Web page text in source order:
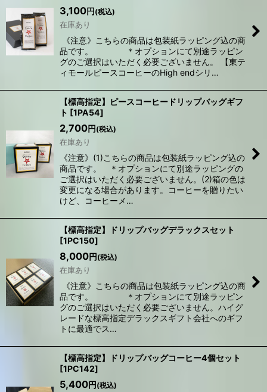
3,100円 (税込)
在庫あり
《注意》こちらの商品は包装紙ラッピング込の商
品です。 ＊オプションにて別途ラッピン
グのご選択はいただく必要ございません。 【東テ
ィモールピースコーヒーのHigh endシリ…
【標高指定】ピースコーヒードリップバッグギフ
ト [1PA54]
2,700円 (税込)
在庫あり
《注意》(1)こちらの商品は包装紙ラッピング込の
商品です。 ＊オプションにて別途ラッピングの
ご選択はいただく必要ございません。(2)箱の色は
変更になる場合があります。コーヒーを贈りたい
けど、コーヒーメ…
【標高指定】ドリップバッグデラックスセット
[1PC150]
8,000円 (税込)
在庫あり
《注意》こちらの商品は包装紙ラッピング込の商
品です。 ＊オプションにて別途ラッピン
グのご選択はいただく必要ございません。ハイグ
レードな標高指定デラックスギフト会社へのギフ
トに最適でス…
【標高指定】ドリップバッグコーヒー4個セット
[1PC142]
5,400円 (税込)